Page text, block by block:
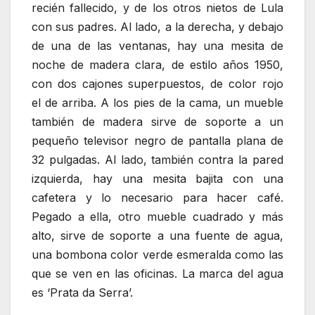
recién fallecido, y de los otros nietos de Lula
con sus padres. Al lado, a la derecha, y debajo
de una de las ventanas, hay una mesita de
noche de madera clara, de estilo años 1950,
con dos cajones superpuestos, de color rojo
el de arriba. A los pies de la cama, un mueble
también de madera sirve de soporte a un
pequeño televisor negro de pantalla plana de
32 pulgadas. Al lado, también contra la pared
izquierda, hay una mesita bajita con una
cafetera y lo necesario para hacer café.
Pegado a ella, otro mueble cuadrado y más
alto, sirve de soporte a una fuente de agua,
una bombona color verde esmeralda como las
que se ven en las oficinas. La marca del agua
es ‘Prata da Serra’.